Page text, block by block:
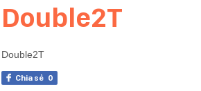
Double2T
Double2T
Chia sẻ 0